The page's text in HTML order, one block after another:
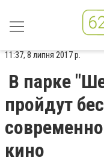
11:37, 8 липня 2017 р.
В парке
пройдут
кино